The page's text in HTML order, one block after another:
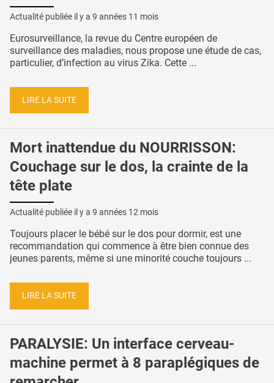
Actualité publiée il y a 9 années 11 mois
Eurosurveillance, la revue du Centre européen de
surveillance des maladies, nous propose une étude de cas,
particulier, d’infection au virus Zika. Cette ...
LIRE LA SUITE
Mort inattendue du NOURRISSON:
Couchage sur le dos, la crainte de la
tête plate
Actualité publiée il y a 9 années 12 mois
Toujours placer le bébé sur le dos pour dormir, est une
recommandation qui commence à être bien connue des
jeunes parents, même si une minorité couche toujours ...
LIRE LA SUITE
PARALYSIE: Un interface cerveau-
machine permet à 8 paraplégiques de